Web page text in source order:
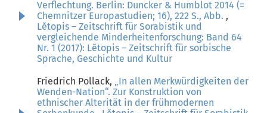
Verflechtung. Berlin: Duncker & Humblot 2014 (=
Chemnitzer Europastudien; 16), 222 S., Abb. ,
Lětopis – Zeitschrift für Sorabistik und
vergleichende Minderheitenforschung: Band 64
Nr. 1 (2017): Lětopis – Zeitschrift für sorbische
Sprache, Geschichte und Kultur
Friedrich Pollack, „In allen Merkwürdigkeiten der
Wenden-Nation“. Zur Konstruktion von
ethnischer Alterität in der frühmodernen